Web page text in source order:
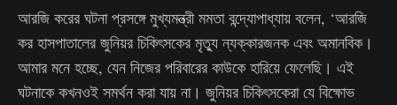
আরজি করের ঘটনা প্রসঙ্গে মুখ্যমন্ত্রী মমতা বন্দ্যোপাধ্যায় বলেন, ‘আরজি
কর হাসপাতালের জুনিয়র চিকিৎসকের মৃত্যু ন্যক্কারজনক এবং অমানবিক।
আমার মনে হচ্ছে, যেন নিজের পরিবারের কাউকে হারিয়ে ফেলেছি। এই
ঘটনাকে কখনওই সমর্থন করা যায় না। জুনিয়র চিকিৎসকেরা যে বিক্ষোভ